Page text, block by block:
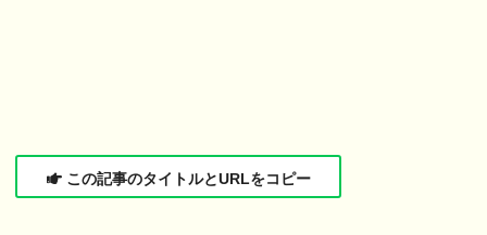
この記事のタイトルとURLをコピー